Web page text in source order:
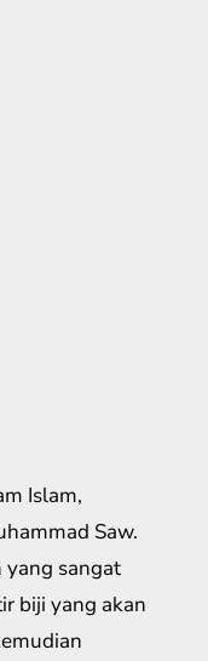
Islam,
Saw.
yang sangat
biji yang akan